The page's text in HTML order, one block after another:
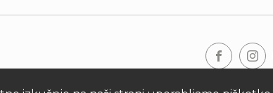
© 2026 Kronoterm | vse